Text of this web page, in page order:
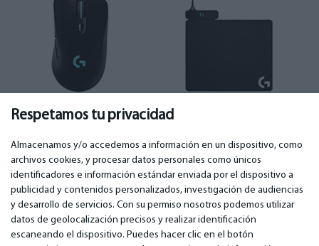
Respetamos tu privacidad
Almacenamos y/o accedemos a información en un dispositivo, como
archivos cookies, y procesar datos personales como únicos
identificadores e información estándar enviada por el dispositivo a
publicidad y contenidos personalizados, investigación de audiencias
y desarrollo de servicios. Con su permiso nosotros podemos utilizar
datos de geolocalización precisos y realizar identificación
escaneando el dispositivo. Puedes hacer clic en el botón
Ratón(402)
Alfombrilla para ratón
IMPORTANTE
Servicios de garantía
CONTACTOS
Teléfono. +349 36940118
email:
info@bm.lv
WhatsApp +371 27725222